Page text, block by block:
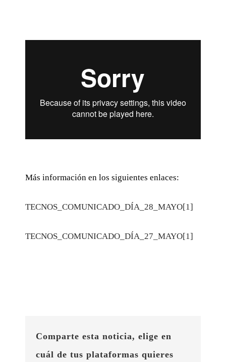
Más información en los siguientes enlaces:
TECNOS_COMUNICADO_DÍA_28_MAYO[1]
TECNOS_COMUNICADO_DÍA_27_MAYO[1]
Comparte esta noticia, elige en
cuál de tus plataformas quieres